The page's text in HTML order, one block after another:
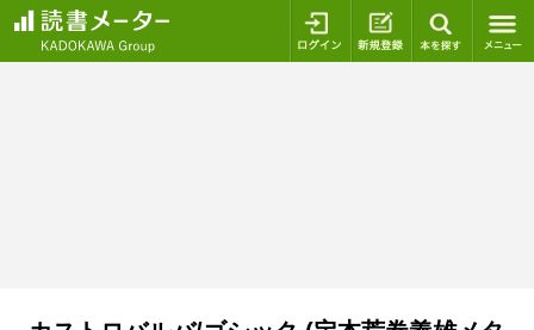
ログイン 新規登録